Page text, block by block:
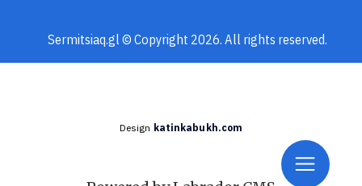
Sermitsiaq.gl © Copyright 2026. All rights reserved.
Design katinkabukh.com